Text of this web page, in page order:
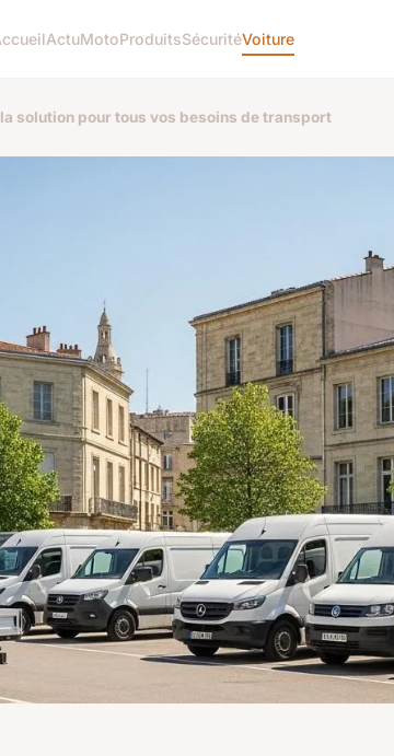
ActuMotoProduitsSécuritéVoiture
solution pour tous vos besoins de transport